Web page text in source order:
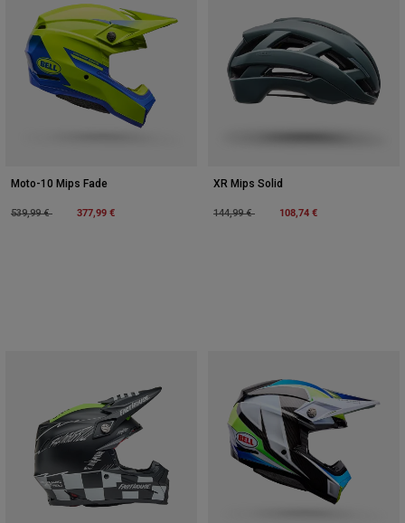
Moto-10 Mips Fade
Price reduced from
539,99 €to 377,99 €
XR Mips Solid
Price reduced from
144,99 €to 108,74 €